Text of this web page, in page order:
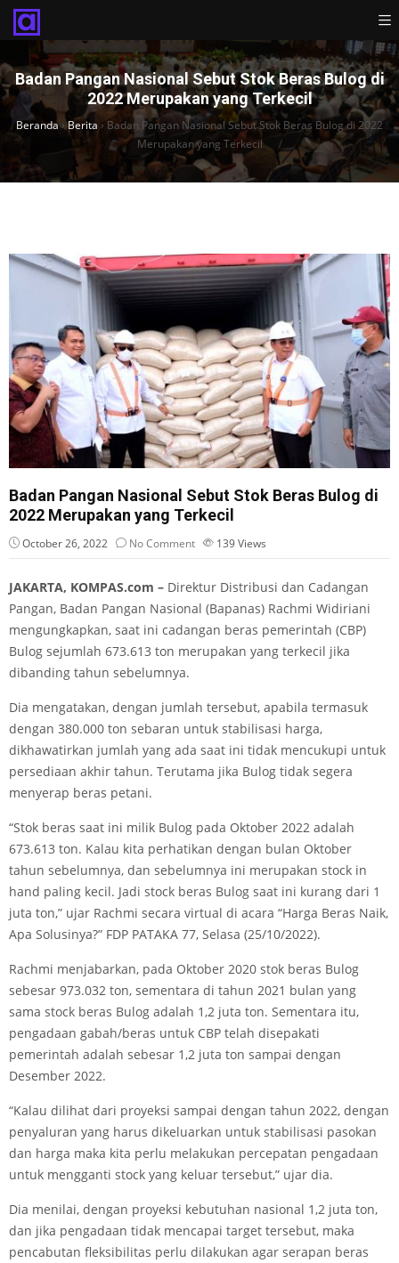
Badan Pangan Nasional Sebut Stok Beras Bulog di
2022 Merupakan yang Terkecil
Beranda›Berita ›Badan Pangan Nasional Sebut Stok Beras Bulog di 2022
Merupakan yang Terkecil
Badan Pangan Nasional Sebut Stok Beras Bulog di
2022 Merupakan yang Terkecil
October 26, 2022 No Comment 139Views
JAKARTA, KOMPAS.com – Direktur Distribusi dan Cadangan
Pangan, Badan Pangan Nasional (Bapanas) Rachmi Widiriani
mengungkapkan, saat ini cadangan beras pemerintah (CBP)
Bulog sejumlah 673.613 ton merupakan yang terkecil jika
dibanding tahun sebelumnya.
Dia mengatakan, dengan jumlah tersebut, apabila termasuk
dengan 380.000 ton sebaran untuk stabilisasi harga,
dikhawatirkan jumlah yang ada saat ini tidak mencukupi untuk
persediaan akhir tahun. Terutama jika Bulog tidak segera
menyerap beras petani.
“Stok beras saat ini milik Bulog pada Oktober 2022 adalah
673.613 ton. Kalau kita perhatikan dengan bulan Oktober
tahun sebelumnya, dan sebelumnya ini merupakan stock in
hand paling kecil. Jadi stock beras Bulog saat ini kurang dari 1
juta ton,” ujar Rachmi secara virtual di acara “Harga Beras Naik,
Apa Solusinya?” FDP PATAKA 77, Selasa (25/10/2022).
Rachmi menjabarkan, pada Oktober 2020 stok beras Bulog
sebesar 973.032 ton, sementara di tahun 2021 bulan yang
sama stock beras Bulog adalah 1,2 juta ton. Sementara itu,
pengadaan gabah/beras untuk CBP telah disepakati
pemerintah adalah sebesar 1,2 juta ton sampai dengan
Desember 2022.
“Kalau dilihat dari proyeksi sampai dengan tahun 2022, dengan
penyaluran yang harus dikeluarkan untuk stabilisasi pasokan
dan harga maka kita perlu melakukan percepatan pengadaan
untuk mengganti stock yang keluar tersebut,” ujar dia.
Dia menilai, dengan proyeksi kebutuhan nasional 1,2 juta ton,
dan jika pengadaan tidak mencapai target tersebut, maka
pencabutan fleksibilitas perlu dilakukan agar serapan beras